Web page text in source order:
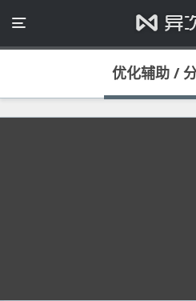
优化辅助 /